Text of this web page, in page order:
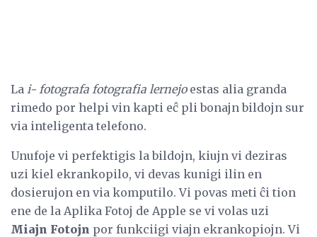
La i- fotografa fotografia lernejoestas alia granda
rimedo por helpi vin kapti eĉ pli bonajn bildojn sur
via inteligenta telefono.
Unufoje vi perfektigis la bildojn, kiujn vi deziras
uzi kiel ekrankopilo, vi devas kunigi ilin en
dosierujon en via komputilo. Vi povas meti ĉi tion
ene de la Aplika Fotoj de Apple se vi volas uzi
Miajn Fotojn por funkciigi viajn ekrankopiojn. Vi